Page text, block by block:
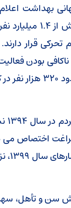
بهداشت
جهان دچار کمبود
تحرکی قرار
بودن
در حال افزایش است؛
سن و تأهل،